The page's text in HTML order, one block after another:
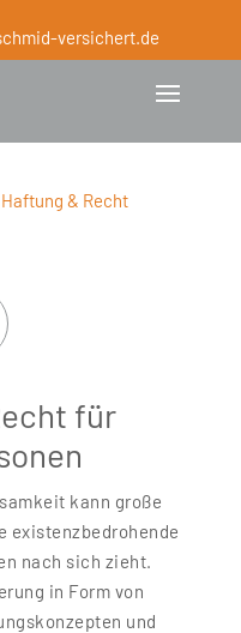
versichert.de
Haftung & Recht
für
kann große
existenzbedrohende
nach sich zieht.
in Form von
und